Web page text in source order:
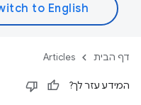
דף הבית Articles
המידע עזר לך?